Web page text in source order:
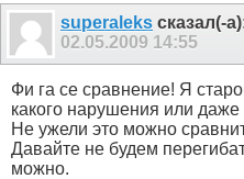
superaleks сказал(-
02.05.2009 14:55
Фи га се сравнение! Я
какого нарушения или даже
Не ужели это можно
Давайте не будем
можно.